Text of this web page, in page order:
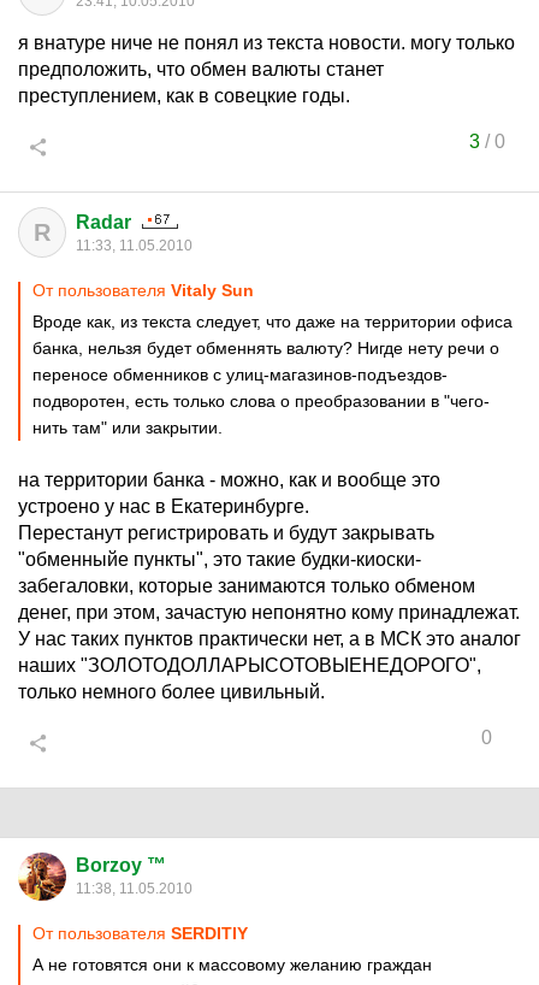
я внатуре ниче не понял из текста новости. могу только
предположить, что обмен валюты станет
преступлением, как в совецкие годы.
3/0
R Radar
11:33, 11.05.2010
От пользователя Vitaly Sun
Вроде как, из текста следует, что даже на территории офиса
банка, нельзя будет обменнять валюту? Нигде нету речи о
переносе обменников с улиц-магазинов-подъездов-
подворотен, есть только слова о преобразовании в "чего-
нить там" или закрытии.
на территории банка - можно, как и вообще это
устроено у нас в Екатеринбурге.
Перестанут регистрировать и будут закрывать
"обменныйе пункты", это такие будки-киоски-
забегаловки, которые занимаются только обменом
денег, при этом, зачастую непонятно кому принадлежат.
У нас таких пунктов практически нет, а в МСК это аналог
наших "ЗОЛОТОДОЛЛАРЫСОТОВЫЕНЕДОРОГО",
только немного более цивильный.
0
Borzoy ™
11:38, 11.05.2010
От пользователя SERDITIY
А не готовятся они к массовому желанию граждан